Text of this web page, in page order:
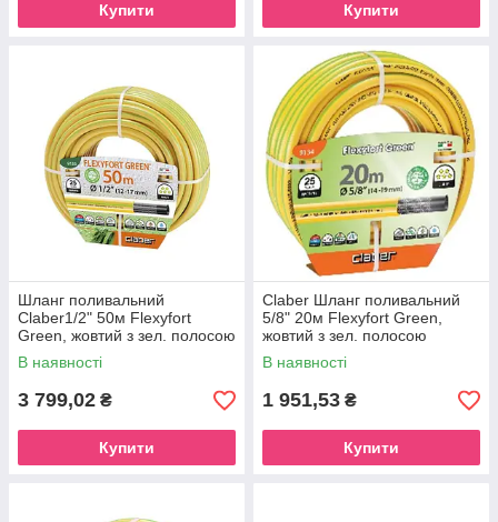
Купити Купити
Шланг поливальний
Claber1/2" 50м Flexyfort
Green, жовтий з зел. полосою
В наявності
3 799,02 ₴
Купити
Claber Шланг поливальний
5/8" 20м Flexyfort Green,
жовтий з зел. полосою
В наявності
1 951,53 ₴
Купити